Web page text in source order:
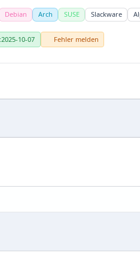
Debian Arch SUSE Slackware
2025-10-07 Fehler melden